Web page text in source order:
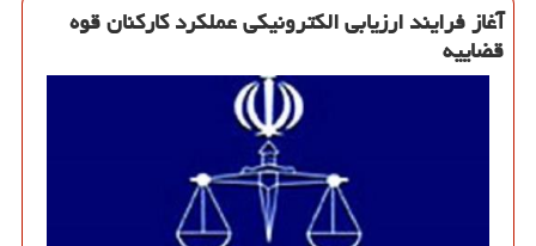
آغاز فرایند ارزیابی الكترونیكی عملكرد كاركنان قوه
قضاییه